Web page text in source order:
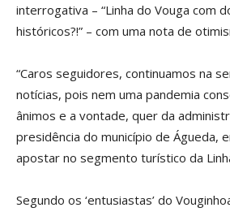
interrogativa – “Linha do Vouga com
históricos?!” – com uma nota de
“Caros seguidores, continuamos na
notícias, pois nem uma pandemia
ânimos e a vontade, quer da
presidência do município de Águeda,
apostar no segmento turístico da
Segundo os ‘entusiastas’ do